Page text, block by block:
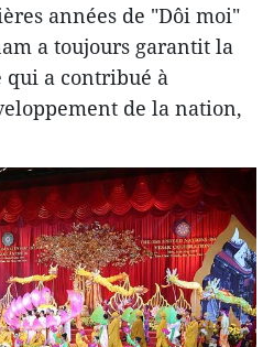
années de "Dôi moi"
a toujours garantit la
a contribué à
de la nation,